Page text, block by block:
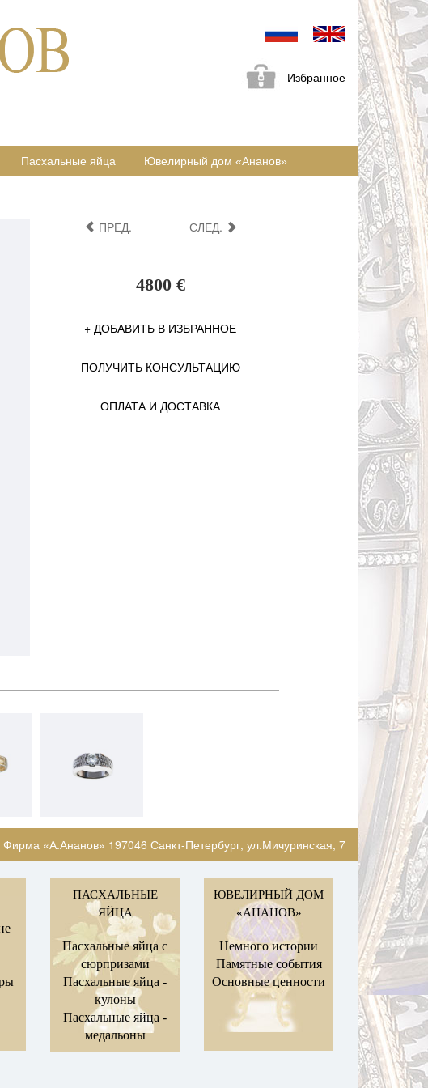
Избранное
Пасхальные яйца Ювелирный дом «Ананов»
ПРЕД. СЛЕД.
4800 €
+ ДОБАВИТЬ В ИЗБРАННОЕ
ПОЛУЧИТЬ КОНСУЛЬТАЦИЮ
ОПЛАТА И ДОСТАВКА
Фирма «А.Ананов» 197046 Санкт-Петербург, ул.Мичуринская, 7
ПАСХАЛЬНЫЕ
ЯЙЦА
Пасхальные яйца с
сюрпризами
Пасхальные яйца -
кулоны
Пасхальные яйца -
медальоны
ЮВЕЛИРНЫЙ ДОМ
«АНАНОВ»
Немного истории
Памятные события
Основные ценности